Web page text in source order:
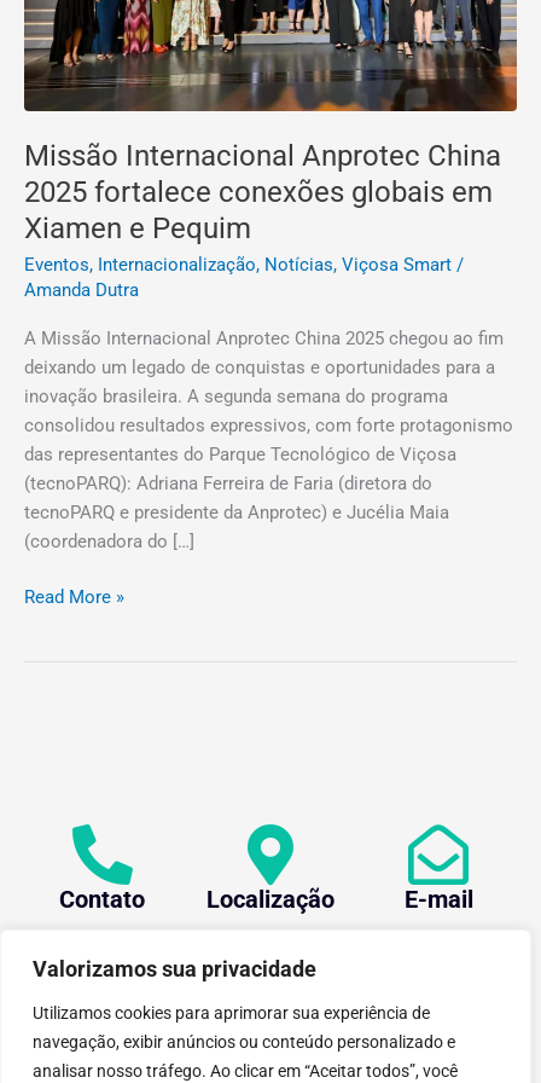
Valorizamos sua privacidade
Utilizamos cookies para aprimorar sua experiência de
navegação, exibir anúncios ou conteúdo personalizado e
analisar nosso tráfego. Ao clicar em “Aceitar todos”, você
Missão Internacional Anprotec China
2025 fortalece conexões globais em
Xiamen e Pequim
Eventos, Internacionalização, Notícias, Viçosa Smart /
Amanda Dutra
A Missão Internacional Anprotec China 2025 chegou ao fim
deixando um legado de conquistas e oportunidades para a
inovação brasileira. A segunda semana do programa
consolidou resultados expressivos, com forte protagonismo
das representantes do Parque Tecnológico de Viçosa
(tecnoPARQ): Adriana Ferreira de Faria (diretora do
tecnoPARQ e presidente da Anprotec) e Jucélia Maia
(coordenadora do […]
Xiamen
e
Pequim
Read More »
Contato Localização
Castro, 6000 Novo
Silvestre - 36576-400 ,
Viçosa/MG.
E-mail